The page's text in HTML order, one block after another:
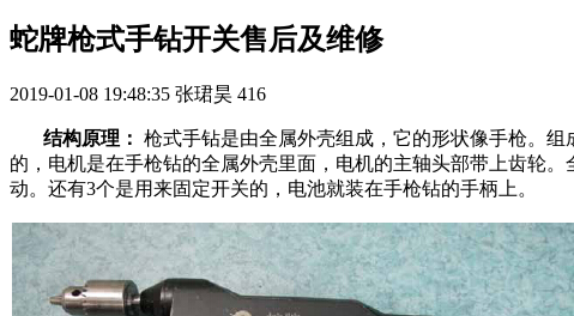
蛇牌枪式手钻开关售后及维修
2019-01-08 19:48:35 张珺昊 416
结构原理： 枪式手钻是由全属外壳组成，它的形状像手枪。
的，电机是在手枪钻的全属外壳里面，电机的主轴头部带上齿轮
动。还有3个是用来固定开关的，电池就装在手枪钻的手柄上。